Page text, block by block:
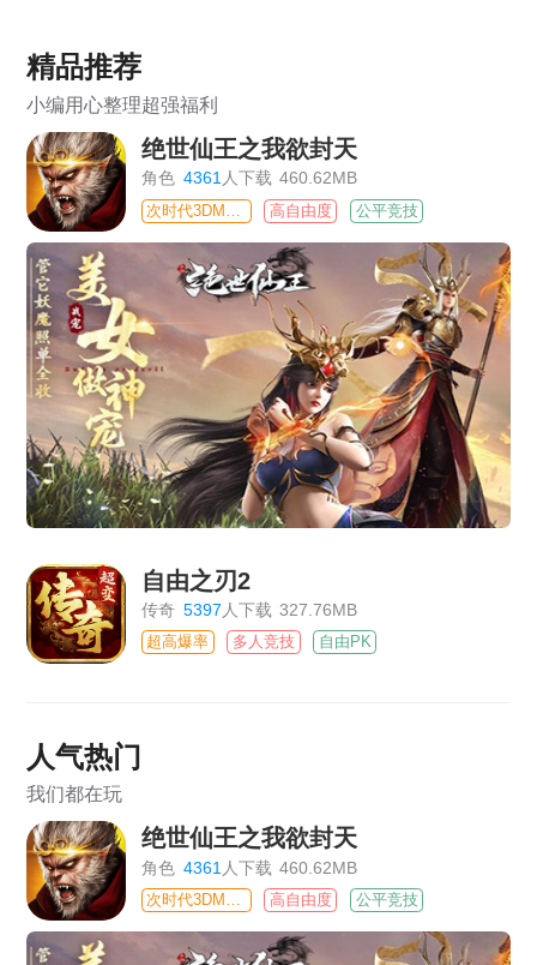
精品推荐
小编用心整理超强福利
绝世仙王之我欲封天
角色 4361人下载 460.62MB
高自由度 公平竞技
自由之刃2
传奇 5397 人下载 327.76MB
超高爆率 多人竞技 自由PK
人气热门
我们都在玩
绝世仙王之我欲封天
角色 4361 人下载 460.62MB
高自由度 公平竞技